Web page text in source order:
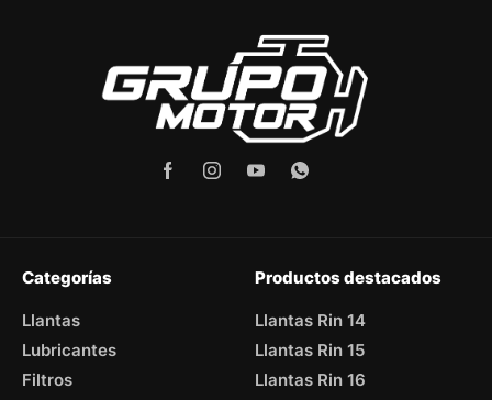
Categorías
Llantas
Lubricantes
Filtros
Productos destacados
Llantas Rin 14
Llantas Rin 15
Llantas Rin 16